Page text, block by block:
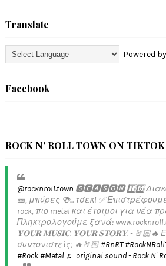
Translate
Powered by
Facebook
ROCK N' ROLL TOWN ON TIKTOK
@rocknroll.town 🆂🅴🅰🆂🅾🅽 1️⃣6️⃣
🎫, μπύρες 🍻... τσεκ! ✅️
rock, πιο metal και έτοιμοι για νέα
Πληκτρολογούμε ξανά:
𝐘𝐎𝐔𝐑 𝐌𝐔𝐒𝐈𝐂. 𝐘𝐎𝐔𝐑 𝐒𝐓𝐎𝐑𝐘. - 🤘🏻🔥
συντονιστείς; 🔥🤘🏻#RnRT
#Rock #Metal ♬ original sound - Rock N'